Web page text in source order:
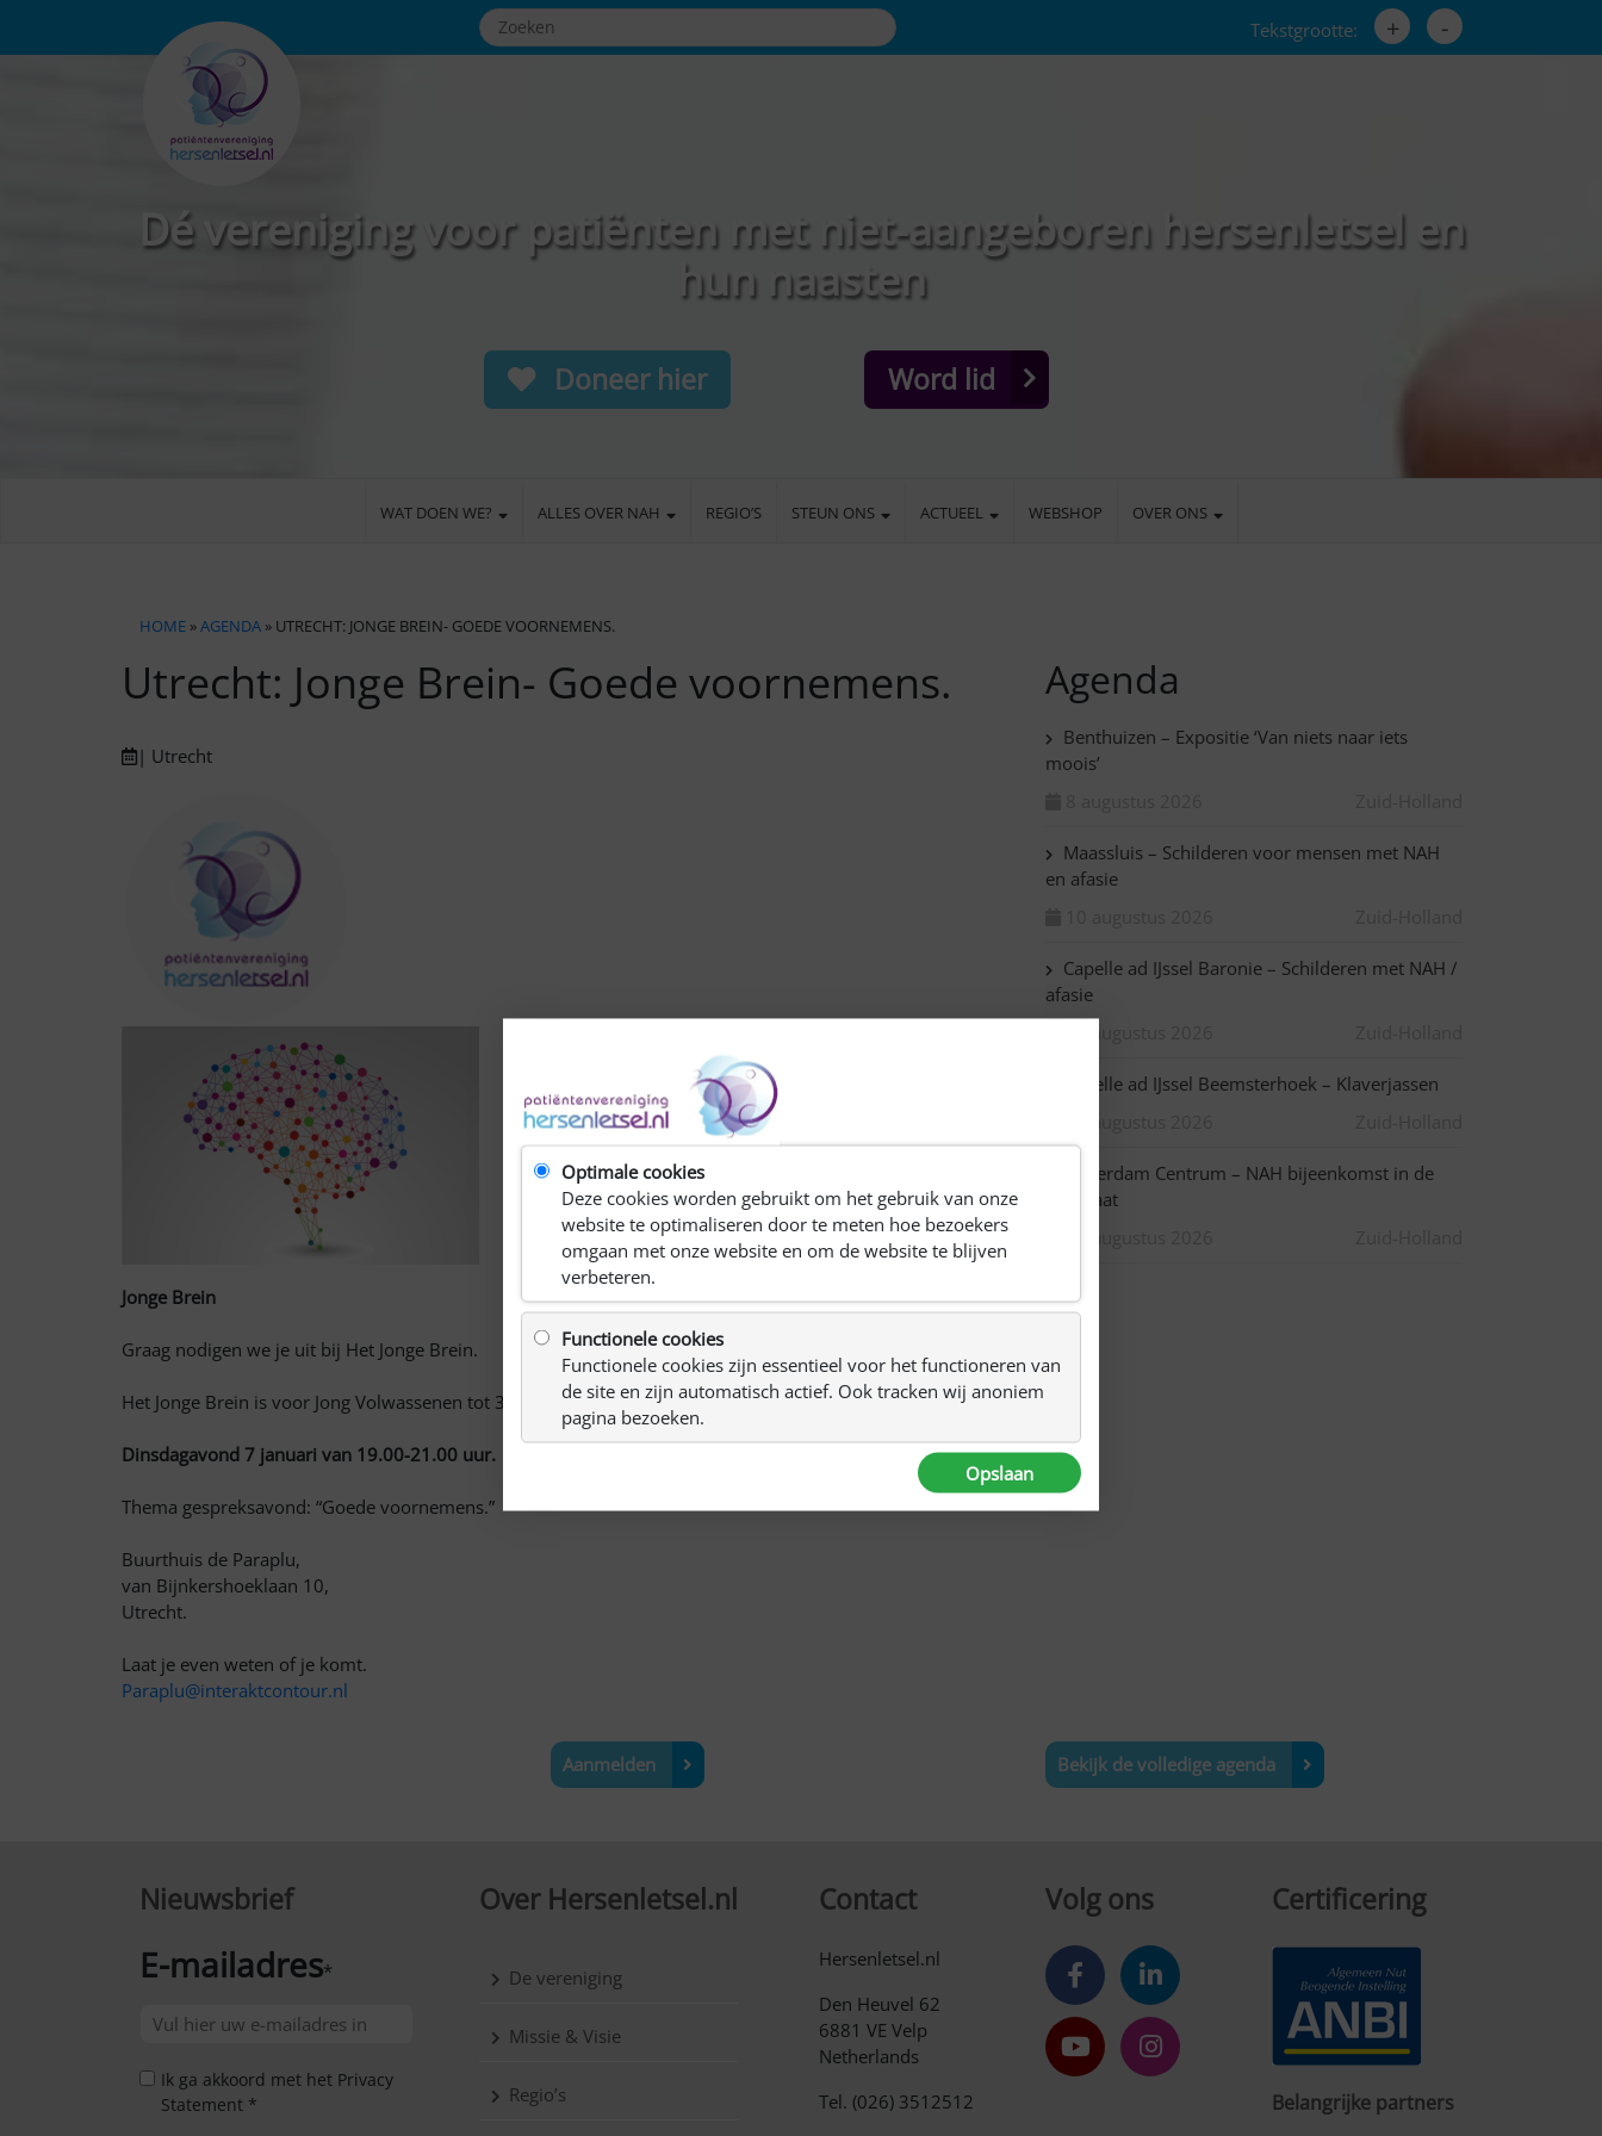
Tekstgrootte: + -
Dé vereniging voor patiënten met niet-aangeboren hersenletsel en
hun naasten
Doneer hier Word lid
WAT DOEN WE? ALLES OVER NAH REGIO’S STEUN ONS ACTUEEL WEBSHOP OVER ONS
HOME »AGENDA » UTRECHT: JONGE BREIN- GOEDE VOORNEMENS.
Utrecht: Jonge Brein- Goede voornemens.
| Utrecht
Jonge Brein
Graag nodigen we je uit bij Het Jonge Brein.
Het Jonge Brein is voor Jong Volwassenen tot 35 jaar met Hersenletsel.
Dinsdagavond 7 januari van 19.00-21.00 uur.
Thema gespreksavond: “Goede voornemens.”
Buurthuis de Paraplu,
van Bijnkershoeklaan 10,
Utrecht.
Laat je even weten of je komt.
Paraplu@interaktcontour.nl
Aanmelden
Agenda
Benthuizen – Expositie ‘Van niets naar iets
moois’
Maassluis – Schilderen voor mensen met NAH
en afasie
Capelle ad IJssel Baronie – Schilderen met NAH /
afasie
Capelle ad IJssel Beemsterhoek – Klaverjassen
Rotterdam Centrum – NAH bijeenkomst in de
Kipstraat
Bekijk de volledige agenda
Nieuwsbrief
E-mailadres*
Ik ga akkoord met het Privacy
Statement *
Over Hersenletsel.nl
De vereniging
Missie & Visie
Regio’s
Contact
Hersenletsel.nl
Den Heuvel 62
6881 VE Velp
Netherlands
Tel. (026) 3512512
Volg ons Certificering
Belangrijke partners
Optimale cookies
Deze cookies worden gebruikt om het gebruik van onze
website te optimaliseren door te meten hoe bezoekers
omgaan met onze website en om de website te blijven
verbeteren.
Functionele cookies
Functionele cookies zijn essentieel voor het functioneren van
de site en zijn automatisch actief. Ook tracken wij anoniem
pagina bezoeken.
Opslaan